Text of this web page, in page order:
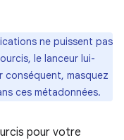
ne puissent pas
le lanceur lui-
conséquent, masquez
ces métadonnées.
pour votre